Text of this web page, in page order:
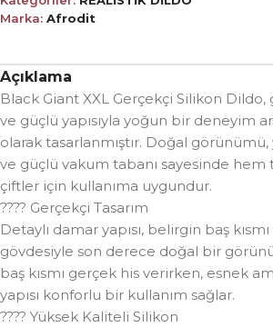
Marka: Afrodit
Açıklama
Black Giant XXL Gerçekçi Silikon Dildo,
ve güçlü yapısıyla yoğun bir deneyim
olarak tasarlanmıştır. Doğal
ve güçlü vakum tabanı sayesinde hem
çiftler için kullanıma uygundur.
???? Gerçekçi Tasarım
Detaylı damar yapısı, belirgin baş
gövdesiyle son derece doğal bir
baş kısmı gerçek his verirken, esnek
yapısı konforlu bir kullanım sağlar.
???? Yüksek Kaliteli Silikon